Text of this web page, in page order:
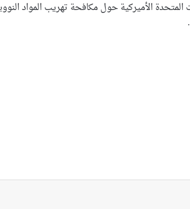
الأميركية حول مكافحة تهريب المواد“كون